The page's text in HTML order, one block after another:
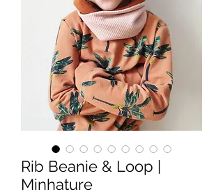
Rib Beanie & Loop |
Minhature